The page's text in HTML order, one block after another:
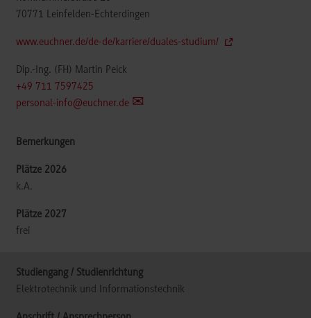
70771 Leinfelden-Echterdingen
www.euchner.de/de-de/karriere/duales-studium/
Dip.-Ing. (FH) Martin Peick
+49 711 7597425
personal-info@euchner.de
k.A.
frei
Elektrotechnik und Informationstechnik